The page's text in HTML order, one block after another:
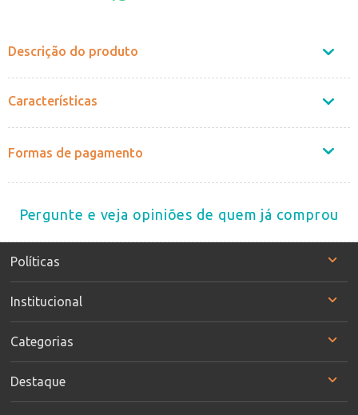
Descrição do produto
Características
Formas de pagamento
Pergunte e veja opiniões de quem já comprou
Políticas
Institucional
Categorias
Destaque